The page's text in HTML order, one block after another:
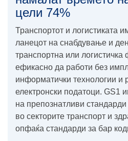
цели 74%
Транспортот и логистиката
ланецот на снабдување и
транспортна или
ефикасно да работи без
информатички технологии и
електронски податоци. GS1
на препознатливи
во секторите транспорт и
опфаќа стандарди за бар